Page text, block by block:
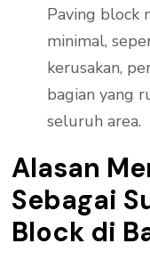
Paving block
minimal,
kerusakan,
bagian yang
seluruh area.
Alasan
Sebagai
Block di